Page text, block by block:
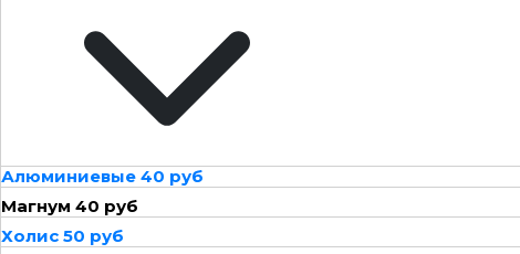
Алюминиевые 40 руб
Магнум 40 руб
Холис 50 руб